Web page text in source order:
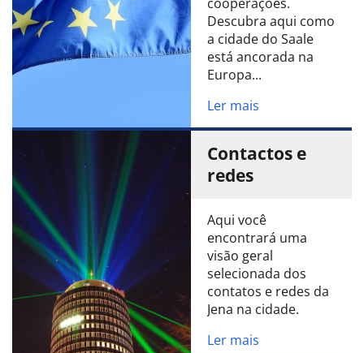
Descubra aqui como
a cidade do Saale
está ancorada na
Europa...
Ler mais
Contactos e
redes
Aqui você
encontrará uma
visão geral
selecionada dos
contatos e redes da
Jena na cidade.
Ler mais